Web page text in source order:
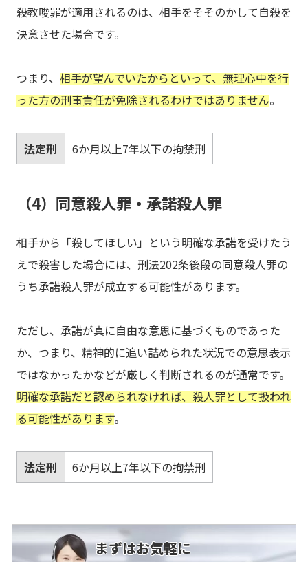
殺教唆罪が適用されるのは、相手をそそのかして自殺を
決意させた場合です。
つまり、 相手が望んでいたからといって、無理心中を行
った方の刑事責任が免除されるわけではありません。
法定刑 6か月以上7年以下の拘禁刑
（4）同意殺人罪・承諾殺人罪
相手から「殺してほしい」という明確な承諾を受けたう
えで殺害した場合には、刑法202条後段の同意殺人罪の
うち承諾殺人罪が成立する可能性があります。
ただし、承諾が真に自由な意思に基づくものであった
か、つまり、精神的に追い詰められた状況での意思表示
ではなかったかなどが厳しく判断されるのが通常です。
明確な承諾だと認められなければ、殺人罪として扱われ
る可能性があります。
法定刑 6か月以上7年以下の拘禁刑
まずはお気軽に